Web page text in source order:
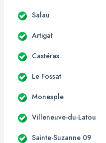
Salau
Artigat
Castéras
Le Fossat
Monesple
Villeneuve-du-Latou
Sainte-Suzanne 09